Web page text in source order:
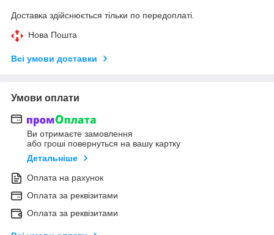
Доставка здійснюється тільки по передоплаті.
Нова Пошта
Всі умови доставки
Умови оплати
Ви отримаєте замовлення
або гроші повернуться на вашу картку
Детальніше
Оплата на рахунок
Оплата за реквізитами
Оплата за реквізитами